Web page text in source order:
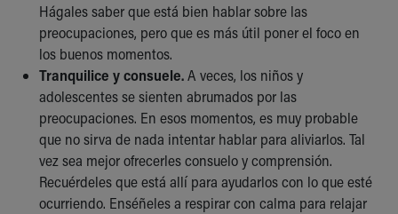
Hágales saber que está bien hablar sobre las
preocupaciones, pero que es más útil poner el foco en
los buenos momentos.
Tranquilice y consuele.A veces, los niños y
adolescentes se sienten abrumados por las
preocupaciones. En esos momentos, es muy probable
que no sirva de nada intentar hablar para aliviarlos. Tal
vez sea mejor ofrecerles consuelo y comprensión.
Recuérdeles que está allí para ayudarlos con lo que esté
ocurriendo. Enséñeles a respirar con calma para relajar